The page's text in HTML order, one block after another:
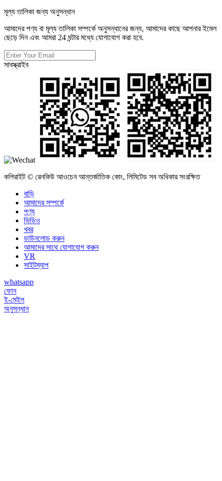
মূল্য তালিকা জন্য অনুসন্ধান
আমাদের পণ্য বা মূল্য তালিকা সম্পর্কে অনুসন্ধানের জন্য, আমাদের কাছে আপনার ইমেল
ছেড়ে দিন এবং আমরা 24 ঘন্টার মধ্যে যোগাযোগ করা হবে.
সাবস্ক্রাইব
কপিরাইট © রেনকিউ আওচেন আন্তর্জাতিক কোং, লিমিটেড সব অধিকার সংরক্ষিত
বাড়ি
আমাদের সম্পর্কে
পণ্য
ভিডিও
খবর
ডাউনলোড করুন
আমাদের সাথে যোগাযোগ করুন
VR
সাইটম্যাপ
whatsapp
ফোন
ই-মেইল
অনুসন্ধান